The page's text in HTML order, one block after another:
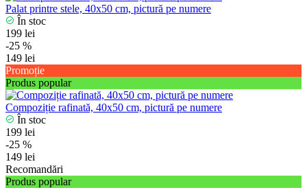
Palat printre stele, 40x50 cm, pictură pe numere
În stoc
199 lei
-25 %
149 lei
Promoție
Produs popular
Compoziție rafinată, 40x50 cm, pictură pe numere
În stoc
199 lei
-25 %
149 lei
Recomandări
Produs popular